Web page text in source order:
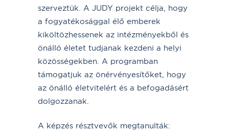
szerveztük. A JUDY projekt célja, hogy
a fogyatékosággal élő emberek
kiköltözhessenek az intézményekből és
önálló életet tudjanak kezdeni a helyi
közösségekben. A programban
támogatjuk az önérvényesítőket, hogy
az önálló életvitelért és a befogadásért
dolgozzanak.
A képzés résztvevők megtanulták: